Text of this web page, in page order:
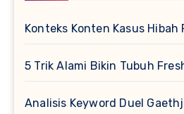
Konteks Konten Kasus Hibah
5 Trik Alami Bikin Tubuh
Analisis Keyword Duel